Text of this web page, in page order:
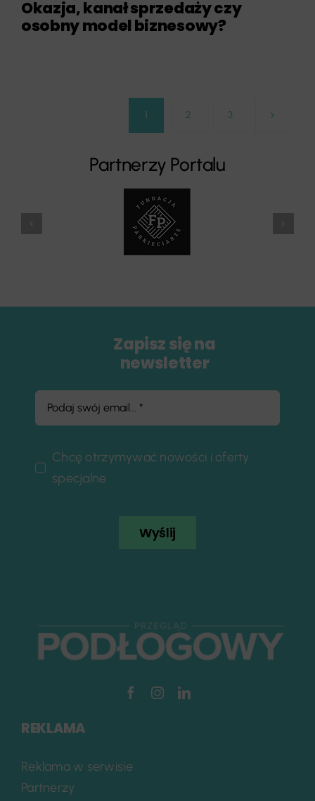
Okazja, kanał sprzedaży czy
osobny model biznesowy?
1 2 3
Partnerzy Portalu
Zapisz się na
newsletter
Chcę otrzymywać nowości i oferty
specjalne
Wyślij
REKLAMA
Reklama w serwisie
Partnerzy